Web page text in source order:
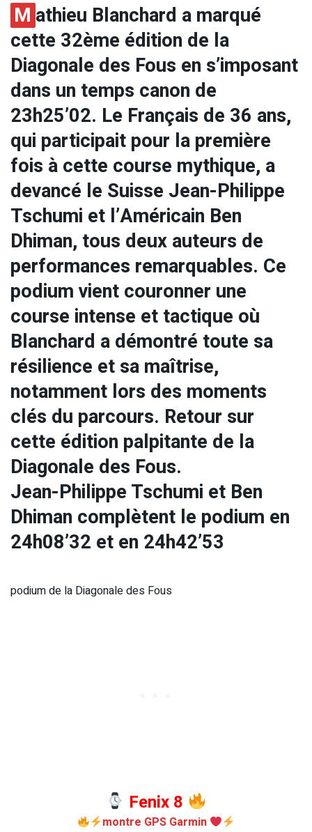
M athieu Blanchard a marqué
cette 32ème édition de la
Diagonale des Fous en s’imposant
dans un temps canon de
23h25’02. Le Français de 36 ans,
qui participait pour la première
fois à cette course mythique, a
devancé le Suisse Jean-Philippe
Tschumi et l’Américain Ben
Dhiman, tous deux auteurs de
performances remarquables. Ce
podium vient couronner une
course intense et tactique où
Blanchard a démontré toute sa
résilience et sa maîtrise,
notamment lors des moments
clés du parcours. Retour sur
cette édition palpitante de la
Diagonale des Fous.
Jean-Philippe Tschumi et Ben
Dhiman complètent le podium en
24h08’32 et en 24h42’53
podium de la Diagonale des Fous
Fenix 8
montre GPS Garmin